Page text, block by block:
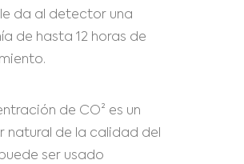
le da al detector una
de hasta 12 horas de
de CO² es un
natural de la calidad del
ser usado